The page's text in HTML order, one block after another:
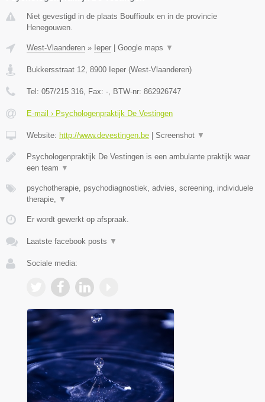
Niet gevestigd in de plaats Bouffioulx en in de provincie
Henegouwen.
West-Vlaanderen » Ieper | Google maps ▼
Bukkersstraat 12 8900 Ieper (West-Vlaanderen)
Tel: 057/215 316 , Fax: - , BTW-nr: 862926747
E-mail › Psychologenpraktijk De Vestingen
Website: http://www.devestingen.be | Screenshot ▼
Psychologenpraktijk De Vestingen is een ambulante praktijk waar
een team ▼
psychotherapie, psychodiagnostiek, advies, screening, individuele
therapie,
▼
Er wordt gewerkt op afspraak.
Laatste facebook posts ▼
Sociale media: